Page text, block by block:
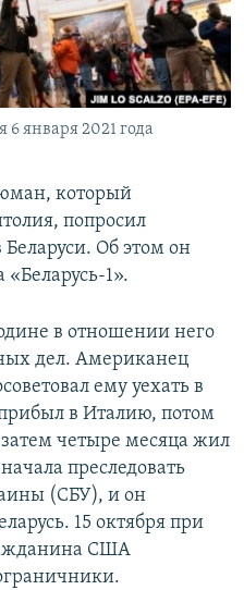
января 2021 года
который
попросил
Об этом он
«Беларусь-1».
в отношении него
дел. Американец
ему уехать в
в Италию, потом
четыре месяца жил
преследовать
(СБУ), и он
15 октября при
США